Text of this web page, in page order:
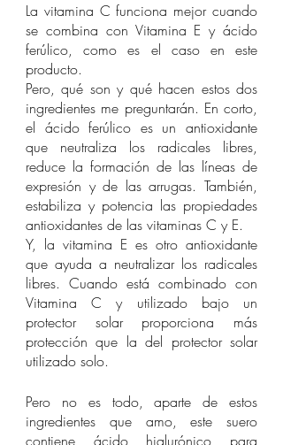
La vitamina C funciona mejor cuando
se combina con Vitamina E y ácido
ferúlico, como es el caso en este
producto.
Pero, qué son y qué hacen estos dos
ingredientes me preguntarán. En corto,
el ácido ferúlico es un antioxidante
que neutraliza los radicales libres,
reduce la formación de las líneas de
expresión y de las arrugas. También,
estabiliza y potencia las propiedades
antioxidantes de las vitaminas C y E.
Y, la vitamina E es otro antioxidante
que ayuda a neutralizar los radicales
libres. Cuando está combinado con
Vitamina C y utilizado bajo un
protector solar proporciona más
protección que la del protector solar
utilizado solo.
Pero no es todo, aparte de estos
ingredientes que amo, este suero
contiene ácido hialurónico para